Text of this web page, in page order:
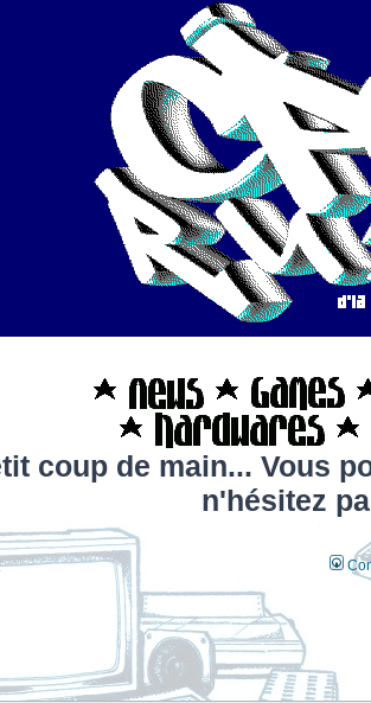
coup de main... Vous
n'hésitez